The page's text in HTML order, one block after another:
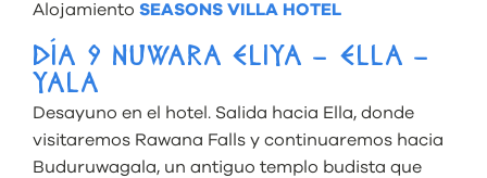
Alojamiento SEASONS VILLA HOTEL
DÍA 9 NUWARA ELIYA – ELLA –
YALA
Desayuno en el hotel. Salida hacia Ella, donde
visitaremos Rawana Falls y continuaremos hacia
Buduruwagala, un antiguo templo budista que